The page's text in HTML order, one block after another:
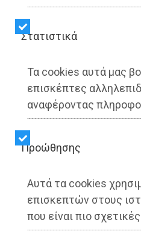
Στατιστικά
Τα cookies αυτά μας
επισκέπτες
αναφέροντας
Προώθησης
Αυτά τα cookies
επισκεπτών στους
που είναι πιο
Αττική - ΟΙΚΟΝΟΜΙΑ
05/02/2026
Πως θα κερδίσεις έως
φορολογική σου δήλωση